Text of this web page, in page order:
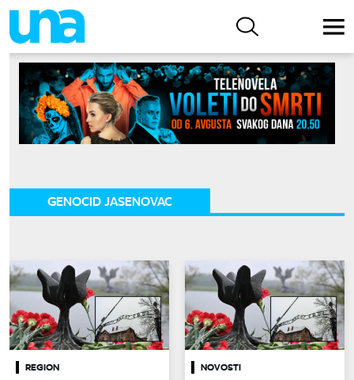
GENOCID JASENOVAC
REGION NOVOSTI